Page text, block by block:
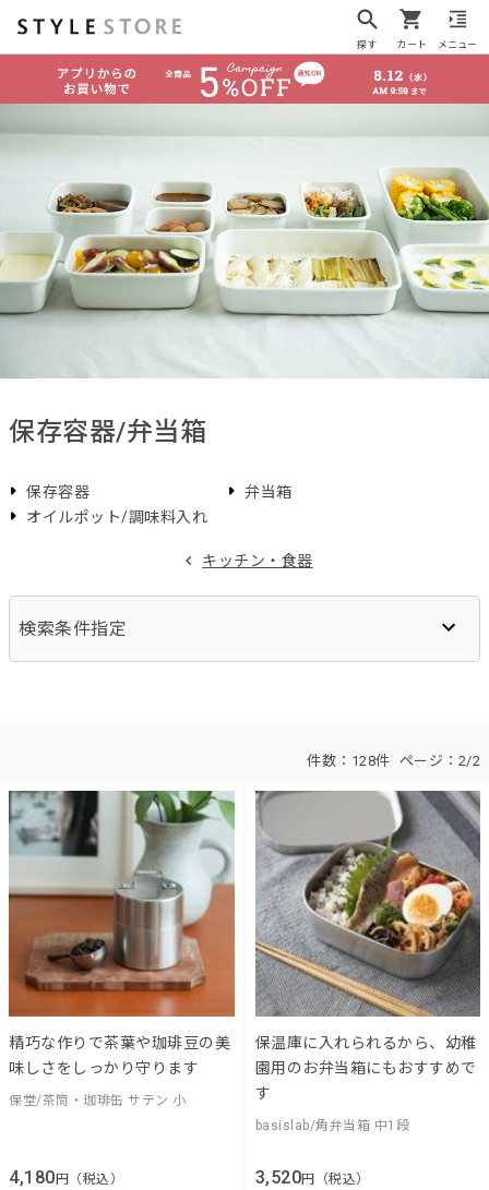
探す カート メニュー
保存容器/弁当箱
保存容器
弁当箱
オイルポット/調味料入れ
キッチン・食器
検索条件指定
件数： 128件 ページ： 2/2
精巧な作りで茶葉や珈琲豆の美
味しさをしっかり守ります
保堂/茶筒・珈琲缶 サテン 小
4,180円（税込）
保温庫に入れられるから、幼稚
園用のお弁当箱にもおすすめで
す
basislab/角弁当箱 中1段
3,520円（税込）